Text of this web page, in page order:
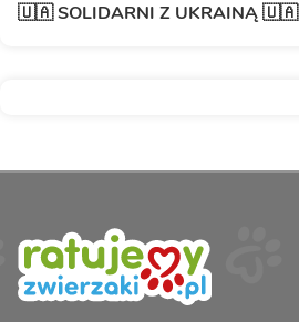
🇺🇦 SOLIDARNI Z UKRAINĄ 🇺🇦